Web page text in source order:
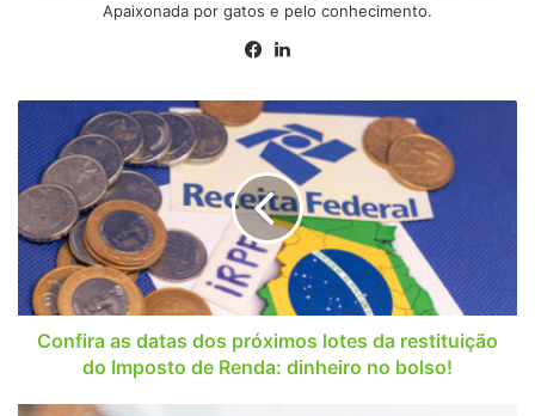
Apaixonada por gatos e pelo conhecimento.
Facebook
Confira
as
datas
dos
próximos
lotes
da
restituição
do
Imposto
Confira as datas dos próximos lotes da restituição
do Imposto de Renda: dinheiro no bolso!